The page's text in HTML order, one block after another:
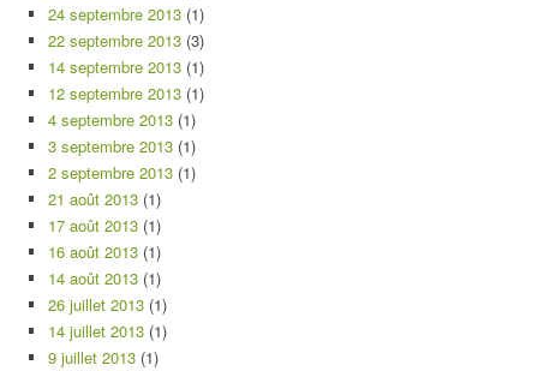
24 septembre 2013 (1)
22 septembre 2013 (3)
14 septembre 2013 (1)
12 septembre 2013 (1)
4 septembre 2013 (1)
3 septembre 2013 (1)
2 septembre 2013 (1)
21 août 2013 (1)
17 août 2013 (1)
16 août 2013 (1)
14 août 2013 (1)
26 juillet 2013 (1)
14 juillet 2013 (1)
9 juillet 2013 (1)